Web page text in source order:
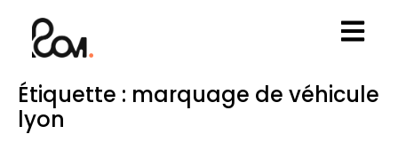
Étiquette : marquage de véhicule
lyon